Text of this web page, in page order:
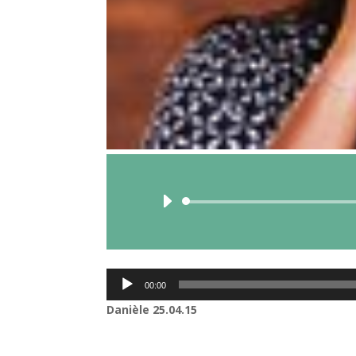
Lecteur
00:00
Danièle 25.04.15